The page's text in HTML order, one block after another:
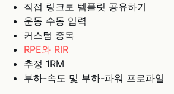
직접 링크로 템플릿 공유하기
운동 수동 입력
커스텀 종목
RPE와 RIR
추정 1RM
부하-속도 및 부하-파워 프로파일